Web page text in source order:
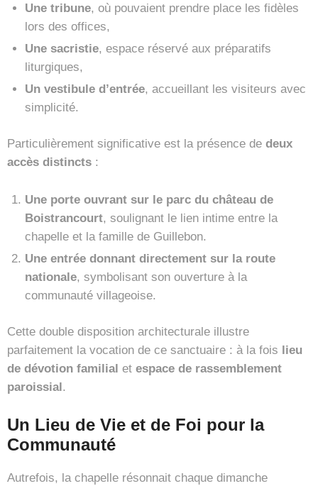
Une tribune, où pouvaient prendre place les fidèles
lors des offices,
Une sacristie, espace réservé aux préparatifs
liturgiques,
Un vestibule d’entrée, accueillant les visiteurs avec
simplicité.
Particulièrement significative est la présence de deux
accès distincts :
Une porte ouvrant sur le parc du château de
Boistrancourt, soulignant le lien intime entre la
chapelle et la famille de Guillebon.
Une entrée donnant directement sur la route
nationale, symbolisant son ouverture à la
communauté villageoise.
Cette double disposition architecturale illustre
parfaitement la vocation de ce sanctuaire : à la fois lieu
de dévotion familial et espace de rassemblement
paroissial.
Un Lieu de Vie et de Foi pour la
Communauté
Autrefois, la chapelle résonnait chaque dimanche